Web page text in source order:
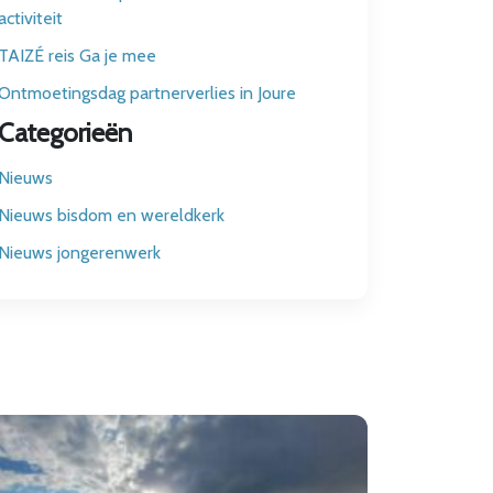
reis Ga je mee
partnerverlies in Joure
bisdom en wereldkerk
jongerenwerk